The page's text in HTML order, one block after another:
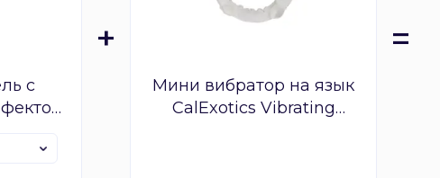
с
+
Мини вибратор на язык
CalExotics Vibrating
=